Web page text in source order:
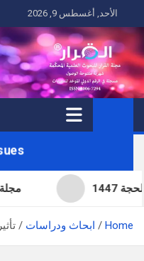
to
content
الأحد, أغسطس 9, 2026
Home ابحاث ودراسات